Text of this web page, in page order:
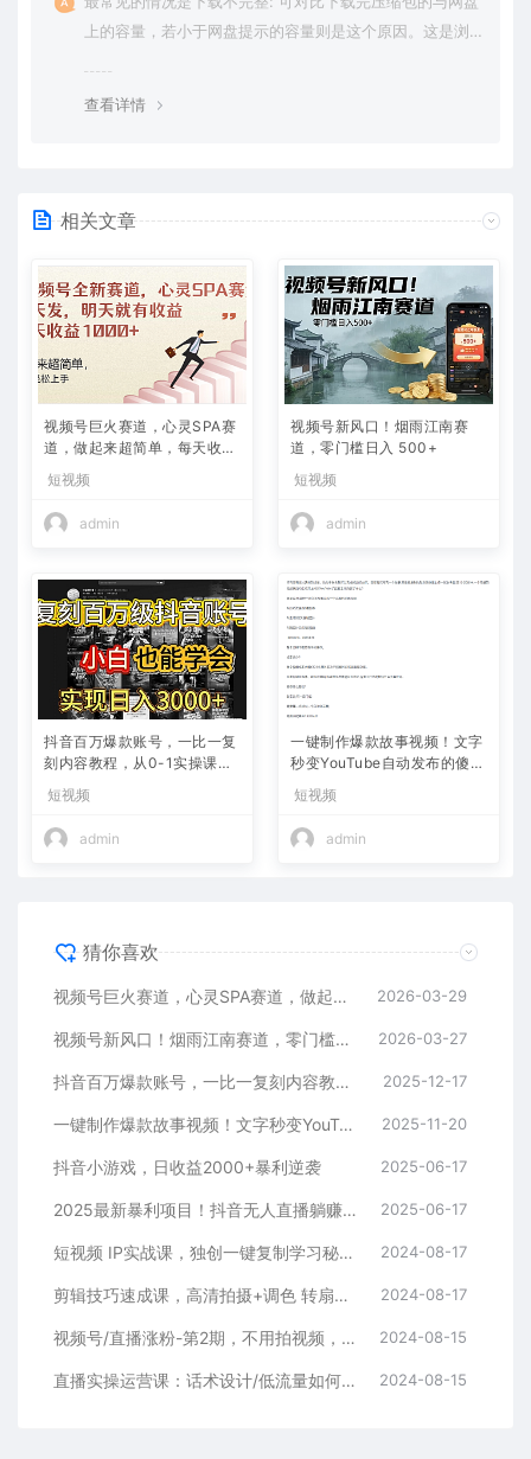
上的容量，若小于网盘提示的容量则是这个原因。这是浏
查看详情
相关文章
视频号巨火赛道，心灵SPA赛
道，做起来超简单，每天收益
800+
短视频
admin
视频号新风口！烟雨江南赛
道，零门槛日入 500+
短视频
admin
抖音百万爆款账号，一比一复
刻内容教程，从0-1实操课，
入10w+
短视频
admin
一键制作爆款故事视频！文字
秒变YouTube自动发布的傻瓜
短视频
admin
猜你喜欢
视频号巨火赛道，心灵SPA赛道，做起来超简单，每天收益800+ 2026-03-29
视频号新风口！烟雨江南赛道，零门槛日入 500+ 2026-03-27
抖音百万爆款账号，一比一复刻内容教程，从0-1实操课，小白也能学会，复制爆款，月入10w+ 2025-12-17
一键制作爆款故事视频！文字秒变YouTube自动发布的傻瓜式教程 2025-11-20
抖音小游戏，日收益2000+暴利逆袭 2025-06-17
2025最新暴利项目！抖音无人直播躺赚攻略！抖音无人直播3.0玩法！0门槛… 2025-06-17
短视频 IP实战课，独创一键复制学习秘籍，转战新领域，月赚五万轻松行 2024-08-17
剪辑技巧速成课，高清拍摄+调色 转扇子，建筑-抠图精通，新手秒变剪辑专家 2024-08-17
视频号/直播涨粉-第2期，不用拍视频，不用卖货，在直播间做菜，就可以搞钱 2024-08-15
直播实操运营课：话术设计/低流量如何提升/话术框架/全场燃爆/非常干货 2024-08-15